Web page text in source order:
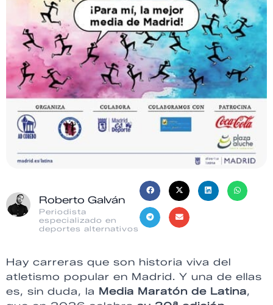
Roberto Galván
Periodista
especializado en
deportes alternativos
Hay carreras que son historia viva del
atletismo popular en Madrid. Y una de ellas
es, sin duda, la Media Maratón de Latina,